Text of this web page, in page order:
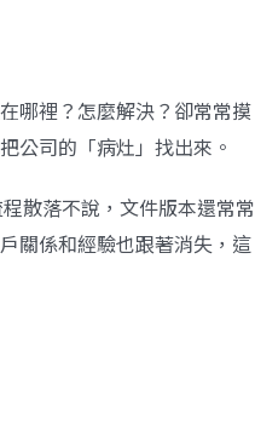
哪裡？怎麼解決？卻常常摸
公司的「病灶」找出來。
散落不說，文件版本還常常
關係和經驗也跟著消失，這